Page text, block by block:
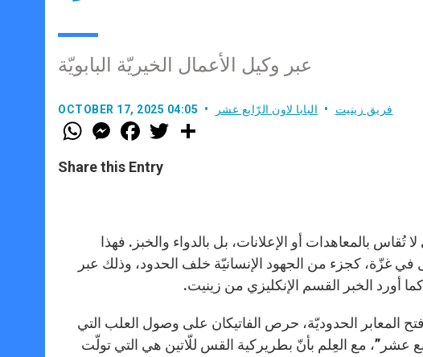
عبر وكيل الأعمال الخيريّة البابويّة
OCTOBER 17, 2025 04:05 فريق زينيت البابا لاون الرّابع عشر
W
h
t
s
M
e
s
e
F
a
e
b
w
Share this Entry
تُقاس بالمعاهدات أو الإعلانات، بل بالدواء والخبز. فهذا
إلى أطفال في غزّة، كجزء من الجهود الإنسانيّة خلف الحدود، وذلك عبر
أورد الخبر القسم الإنكليزي من زينيت.
المعابر الحدوديّة، حرص الفاتيكان على وصول العلب التي
عشر”، مع العِلم بأنّ بطريركية القس للّاتين هي التي تولّت